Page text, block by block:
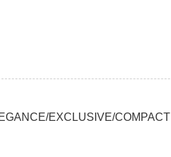
EXCLUSIVE/COMPACT